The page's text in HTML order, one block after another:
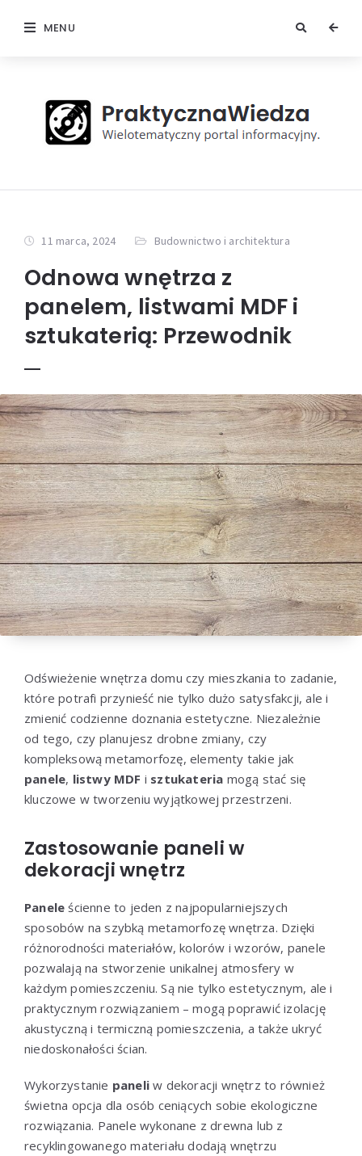
MENU
11 marca, 2024 Budownictwo i architektura
Odnowa wnętrza z
panelem, listwami MDF i
sztukaterią: Przewodnik
Odświeżenie wnętrza domu czy mieszkania to zadanie,
które potrafi przynieść nie tylko dużo satysfakcji, ale i
zmienić codzienne doznania estetyczne. Niezależnie
od tego, czy planujesz drobne zmiany, czy
kompleksową metamorfozę, elementy takie jak
panele, listwy MDF i sztukateria mogą stać się
kluczowe w tworzeniu wyjątkowej przestrzeni.
Zastosowanie paneli w
dekoracji wnętrz
Panele ścienne to jeden z najpopularniejszych
sposobów na szybką metamorfozę wnętrza. Dzięki
różnorodności materiałów, kolorów i wzorów, panele
pozwalają na stworzenie unikalnej atmosfery w
każdym pomieszczeniu. Są nie tylko estetycznym, ale i
praktycznym rozwiązaniem – mogą poprawić izolację
akustyczną i termiczną pomieszczenia, a także ukryć
niedoskonałości ścian.
Wykorzystanie paneli w dekoracji wnętrz to również
świetna opcja dla osób ceniących sobie ekologiczne
rozwiązania. Panele wykonane z drewna lub z
recyklingowanego materiału dodają wnętrzu